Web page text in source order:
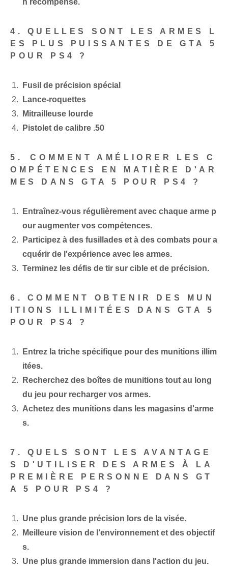
n récompense.
4. QUELLES SONT LES ARMES L
ES PLUS PUISSANTES DE GTA 5
POUR PS4 ?
Fusil de précision spécial
Lance-roquettes
Mitrailleuse lourde
Pistolet de calibre ⁢.50
5.⁢ COMMENT AMÉLIORER LES C
OMPÉTENCES EN MATIÈRE D'AR
MES DANS GTA 5 POUR PS4 ?
Entraînez-vous régulièrement avec chaque arme p
our augmenter vos compétences.
Participez à des fusillades et à des combats pour a
cquérir de l'expérience avec les armes.
Terminez les défis de tir sur cible et de précision.
6. COMMENT OBTENIR DES MUN
ITIONS ILLIMITÉES DANS GTA 5
POUR PS4 ?
Entrez la triche spécifique pour des munitions illim
itées.
Recherchez des boîtes de munitions tout au long
du jeu pour recharger vos armes.
Achetez des munitions dans les magasins d'arme
s.
7. QUELS SONT LES AVANTAGE
S D'UTILISER DES ARMES À LA
PREMIÈRE PERSONNE DANS GT
A 5 POUR PS4 ?
Une plus grande précision lors de la visée.
Meilleure vision⁣ de l’environnement⁢ et des objectif
s.
Une plus grande immersion dans l'action du jeu.